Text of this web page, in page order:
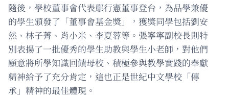
隨後，學校董事會代表鄢行憲董事登台，為品學兼優
的學生頒發了「董事會基金獎」，獲獎同學包括劉安
然、林子菁、肖小米、李夏蓉等。張寧寧副校長則特
別表揚了一批優秀的學生助教與學生小老師，對他們
願意將所學知識回饋母校、積極參與教學實踐的奉獻
精神給予了充分肯定，這也正是世紀中文學校「傳
承」精神的最佳體現。